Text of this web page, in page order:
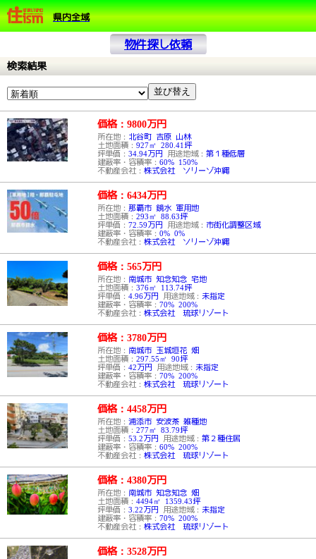
県内全域
物件探し依頼
検索結果
価格：9800万円
所在地： 北谷町 吉原 山林
土地面積：927㎡ 280.41坪
坪単価：34.94万円 用途地域：第１種低層
建蔽率・容積率：60% 150%
不動産会社：株式会社 ソリーゾ沖縄
価格：6434万円
所在地：那覇市 鏡水 軍用地
土地面積：293㎡ 88.63坪
坪単価：72.59万円 用途地域： 市街化調整区域
建蔽率・容積率：0% 0%
不動産会社：株式会社 ソリーゾ沖縄
価格：565万円
所在地： 南城市 知念知念 宅地
土地面積：376㎡ 113.74坪
坪単価：4.96万円 用途地域： 未指定
建蔽率・容積率：70% 200%
不動産会社：株式会社 琉球リゾート
価格：3780万円
所在地： 南城市 玉城垣花 畑
土地面積：297.55㎡ 90坪
坪単価：42万円 用途地域： 未指定
建蔽率・容積率：70% 200%
不動産会社：株式会社 琉球リゾート
価格：4458万円
所在地：浦添市 安波茶 雑種地
土地面積：277㎡ 83.79坪
坪単価：53.2万円 用途地域：第２種住居
建蔽率・容積率：60% 200%
不動産会社：株式会社 琉球リゾート
価格：4380万円
所在地： 南城市 知念知念 畑
土地面積：4494㎡ 1359.43坪
坪単価：3.22万円 用途地域： 未指定
建蔽率・容積率：70% 200%
不動産会社：株式会社 琉球リゾート
価格：3528万円